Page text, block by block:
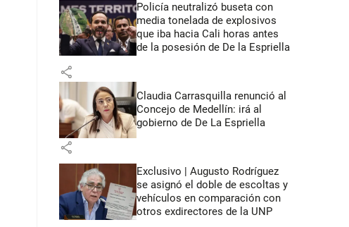
Policía neutralizó buseta con
media tonelada de explosivos
que iba hacia Cali horas antes
de la posesión de De la Espriella
share
Claudia Carrasquilla renunció al
Concejo de Medellín: irá al
gobierno de De La Espriella
share
Exclusivo | Augusto Rodríguez
se asignó el doble de escoltas y
vehículos en comparación con
otros exdirectores de la UNP